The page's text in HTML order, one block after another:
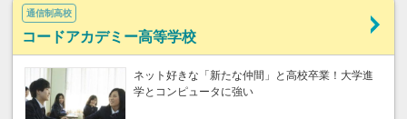
通信制高校
コードアカデミー高等学校
ネット好きな「新たな仲間」と高校卒業！大学進
学とコンピュータに強い